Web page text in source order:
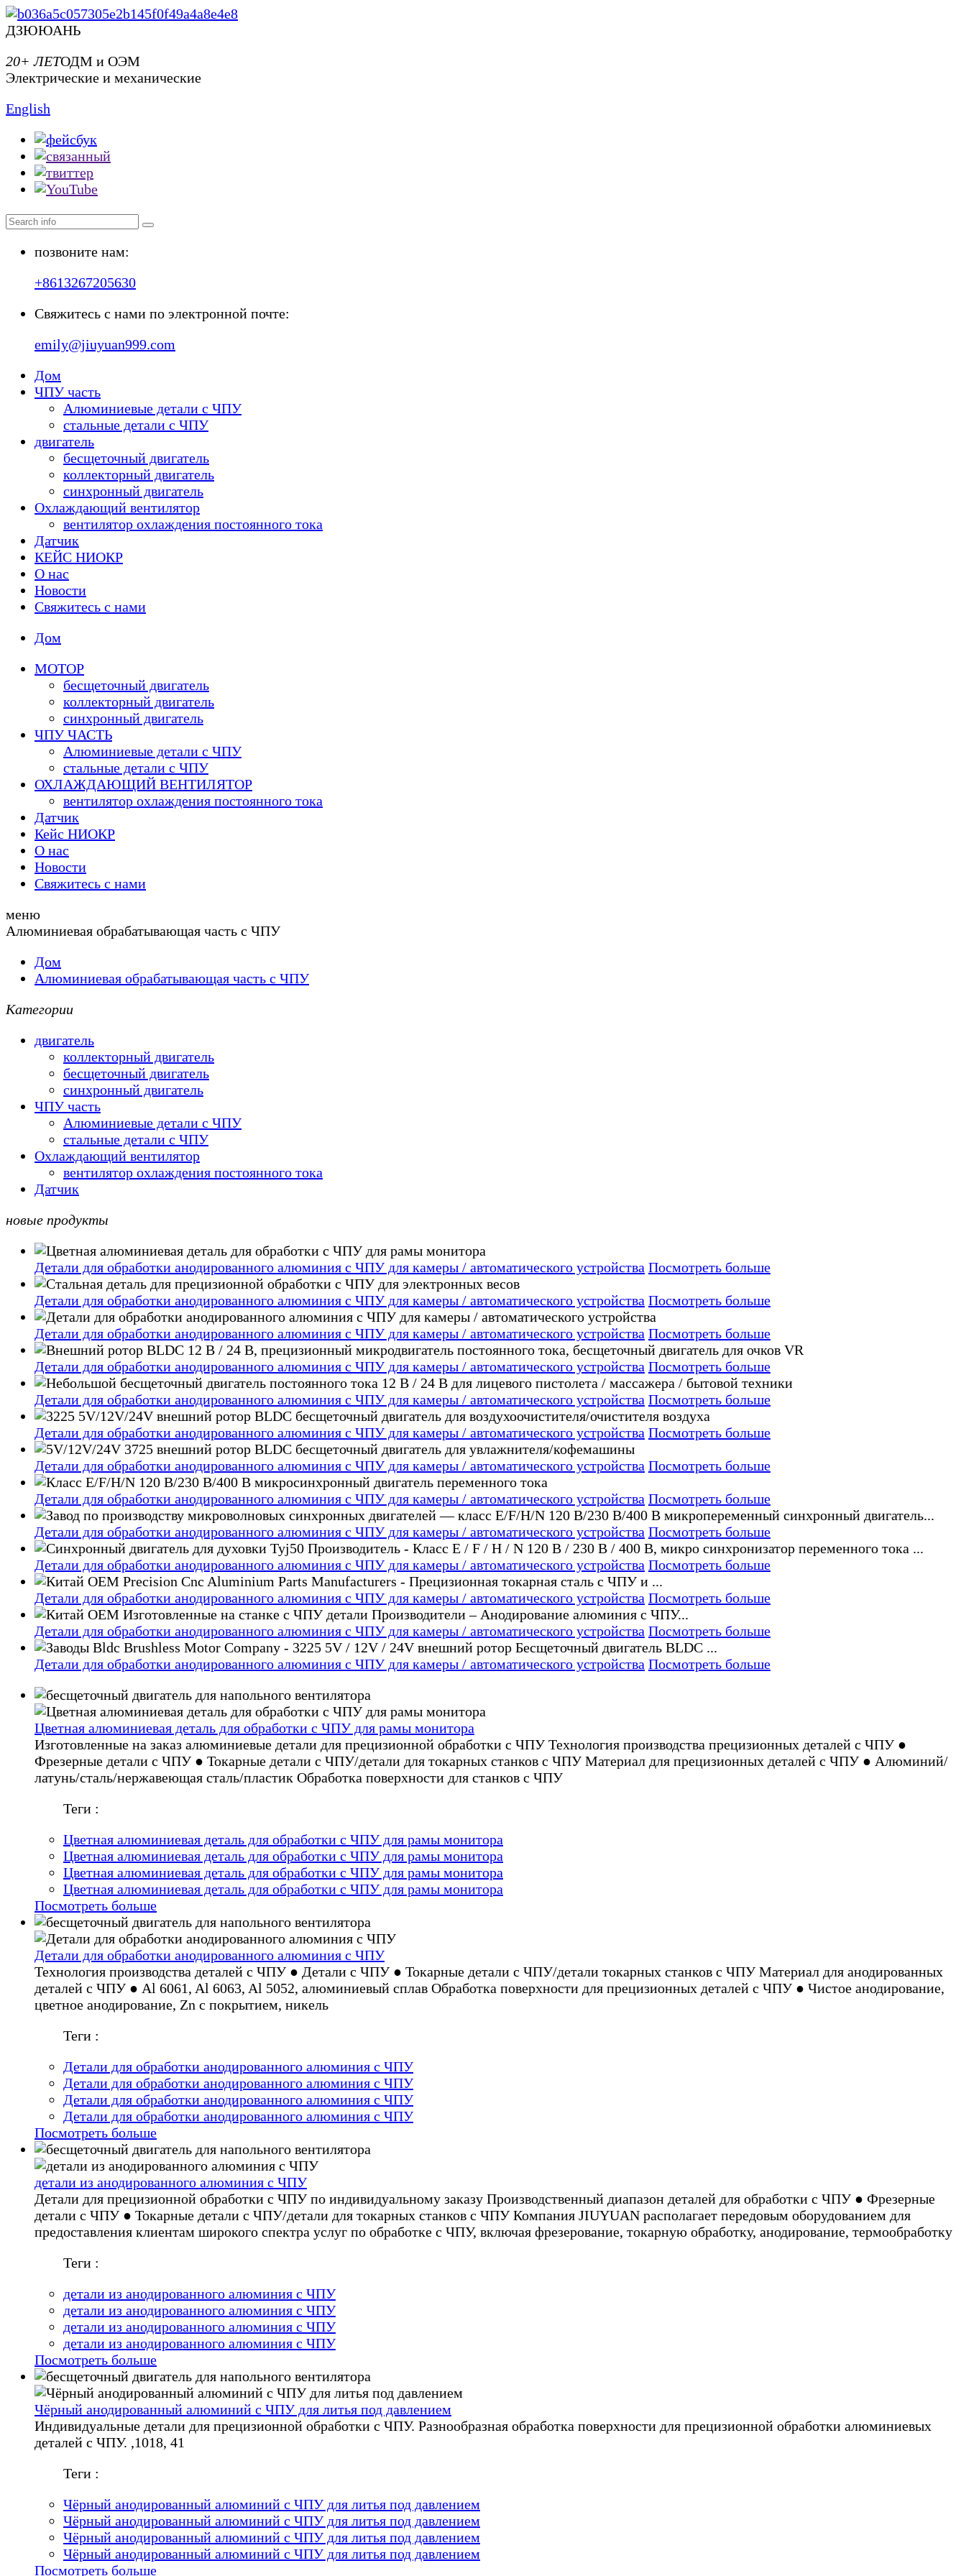
ДЗЮЮАНЬ
20+ ЛЕТОДМ и ОЭМ
Электрические и механические
English
позвоните нам:
+8613267205630
Свяжитесь с нами по электронной почте:
emily@jiuyuan999.com
Дом
ЧПУ часть
Алюминиевые детали с ЧПУ
стальные детали с ЧПУ
двигатель
бесщеточный двигатель
коллекторный двигатель
синхронный двигатель
Охлаждающий вентилятор
вентилятор охлаждения постоянного тока
Датчик
КЕЙС НИОКР
О нас
Новости
Свяжитесь с нами
Дом
МОТОР
бесщеточный двигатель
коллекторный двигатель
синхронный двигатель
ЧПУ ЧАСТЬ
Алюминиевые детали с ЧПУ
стальные детали с ЧПУ
ОХЛАЖДАЮЩИЙ ВЕНТИЛЯТОР
вентилятор охлаждения постоянного тока
Датчик
Кейс НИОКР
О нас
Новости
Свяжитесь с нами
меню
Алюминиевая обрабатывающая часть с ЧПУ
Дом
Алюминиевая обрабатывающая часть с ЧПУ
Категории
двигатель
коллекторный двигатель
бесщеточный двигатель
синхронный двигатель
ЧПУ часть
Алюминиевые детали с ЧПУ
стальные детали с ЧПУ
Охлаждающий вентилятор
вентилятор охлаждения постоянного тока
Датчик
новые продукты
Детали для обработки анодированного алюминия с ЧПУ для камеры / автоматического устройства Посмотреть больше
Детали для обработки анодированного алюминия с ЧПУ для камеры / автоматического устройства Посмотреть больше
Детали для обработки анодированного алюминия с ЧПУ для камеры / автоматического устройства Посмотреть больше
Детали для обработки анодированного алюминия с ЧПУ для камеры / автоматического устройства Посмотреть больше
Детали для обработки анодированного алюминия с ЧПУ для камеры / автоматического устройства Посмотреть больше
Детали для обработки анодированного алюминия с ЧПУ для камеры / автоматического устройства Посмотреть больше
Детали для обработки анодированного алюминия с ЧПУ для камеры / автоматического устройства Посмотреть больше
Детали для обработки анодированного алюминия с ЧПУ для камеры / автоматического устройства Посмотреть больше
Детали для обработки анодированного алюминия с ЧПУ для камеры / автоматического устройства Посмотреть больше
Детали для обработки анодированного алюминия с ЧПУ для камеры / автоматического устройства Посмотреть больше
Детали для обработки анодированного алюминия с ЧПУ для камеры / автоматического устройства Посмотреть больше
Детали для обработки анодированного алюминия с ЧПУ для камеры / автоматического устройства Посмотреть больше
Детали для обработки анодированного алюминия с ЧПУ для камеры / автоматического устройства Посмотреть больше
Цветная алюминиевая деталь для обработки с ЧПУ для рамы монитора
Изготовленные на заказ алюминиевые детали для прецизионной обработки с ЧПУ Технология производства прецизионных деталей с ЧПУ ●
Фрезерные детали с ЧПУ ● Токарные детали с ЧПУ/детали для токарных станков с ЧПУ Материал для прецизионных деталей с ЧПУ ● Алюминий/
латунь/сталь/нержавеющая сталь/пластик Обработка поверхности для станков с ЧПУ
Теги :
Цветная алюминиевая деталь для обработки с ЧПУ для рамы монитора
Цветная алюминиевая деталь для обработки с ЧПУ для рамы монитора
Цветная алюминиевая деталь для обработки с ЧПУ для рамы монитора
Цветная алюминиевая деталь для обработки с ЧПУ для рамы монитора
Посмотреть больше
Детали для обработки анодированного алюминия с ЧПУ
Технология производства деталей с ЧПУ ● Детали с ЧПУ ● Токарные детали с ЧПУ/детали токарных станков с ЧПУ Материал для анодированных
деталей с ЧПУ ● Al 6061, Al 6063, Al 5052, алюминиевый сплав Обработка поверхности для прецизионных деталей с ЧПУ ● Чистое анодирование,
цветное анодирование, Zn с покрытием, никель
Теги :
Детали для обработки анодированного алюминия с ЧПУ
Детали для обработки анодированного алюминия с ЧПУ
Детали для обработки анодированного алюминия с ЧПУ
Детали для обработки анодированного алюминия с ЧПУ
Посмотреть больше
детали из анодированного алюминия с ЧПУ
Детали для прецизионной обработки с ЧПУ по индивидуальному заказу Производственный диапазон деталей для обработки с ЧПУ ● Фрезерные
детали с ЧПУ ● Токарные детали с ЧПУ/детали для токарных станков с ЧПУ Компания JIUYUAN располагает передовым оборудованием для
предоставления клиентам широкого спектра услуг по обработке с ЧПУ, включая фрезерование, токарную обработку, анодирование, термообработку
Теги :
детали из анодированного алюминия с ЧПУ
детали из анодированного алюминия с ЧПУ
детали из анодированного алюминия с ЧПУ
детали из анодированного алюминия с ЧПУ
Посмотреть больше
Чёрный анодированный алюминий с ЧПУ для литья под давлением
Индивидуальные детали для прецизионной обработки с ЧПУ. Разнообразная обработка поверхности для прецизионной обработки алюминиевых
деталей с ЧПУ. ,1018, 41
Теги :
Чёрный анодированный алюминий с ЧПУ для литья под давлением
Чёрный анодированный алюминий с ЧПУ для литья под давлением
Чёрный анодированный алюминий с ЧПУ для литья под давлением
Чёрный анодированный алюминий с ЧПУ для литья под давлением
Посмотреть больше